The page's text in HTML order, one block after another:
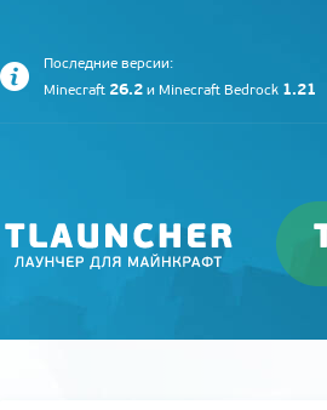
Последние версии:
Minecraft 26.2 и Minecraft Bedrock 1.21